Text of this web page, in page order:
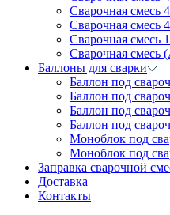
Сварочная смесь
Сварочная смесь
Сварочная смесь
Сварочная смесь
Баллоны для сварки
Баллон под
Баллон под
Баллон под
Баллон под
Моноблок под
Моноблок под
Заправка сварочной
Доставка
Контакты